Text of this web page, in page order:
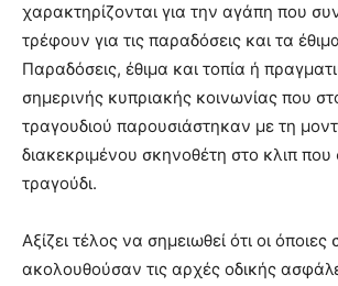
χαρακτηρίζονται για την αγάπη που
τρέφουν για τις παραδόσεις και τα
Παραδόσεις, έθιμα και τοπία ή
σημερινής κυπριακής κοινωνίας που
τραγουδιού παρουσιάστηκαν με τη
διακεκριμένου σκηνοθέτη στο κλιπ που
τραγούδι.
Αξίζει τέλος να σημειωθεί ότι οι
ακολουθούσαν τις αρχές οδικής